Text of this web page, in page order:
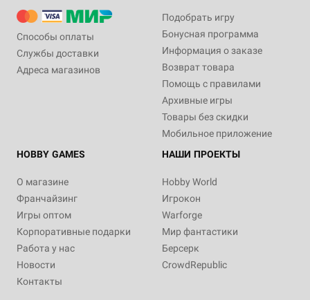
Способы оплаты
Службы доставки
Адреса магазинов
Подобрать игру
Бонусная программа
Информация о заказе
Возврат товара
Помощь с правилами
Архивные игры
Товары без скидки
Мобильное приложение
HOBBY GAMES
О магазине
Франчайзинг
Игры оптом
Корпоративные подарки
Работа у нас
Новости
Контакты
НАШИ ПРОЕКТЫ
Hobby World
Игрокон
Warforge
Мир фантастики
Берсерк
CrowdRepublic